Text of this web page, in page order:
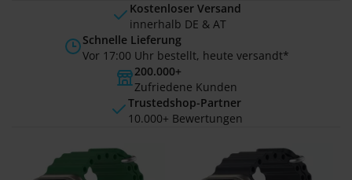
Kostenloser Versand
innerhalb DE & AT
Schnelle Lieferung
Vor 17:00 Uhr bestellt, heute versandt*
200.000+
Zufriedene Kunden
Trustedshop-Partner
10.000+ Bewertungen